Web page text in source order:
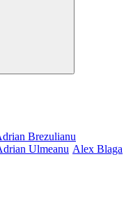
Brezulianu
Ulmeanu Alex Blaga